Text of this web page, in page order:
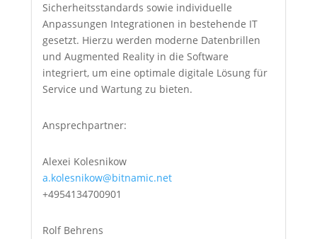
Sicherheitsstandards sowie individuelle
Anpassungen Integrationen in bestehende IT
gesetzt. Hierzu werden moderne Datenbrillen
und Augmented Reality in die Software
integriert, um eine optimale digitale Lösung für
Service und Wartung zu bieten.
Ansprechpartner:
Alexei Kolesnikow
a.kolesnikow@bitnamic.net
+4954134700901
Rolf Behrens